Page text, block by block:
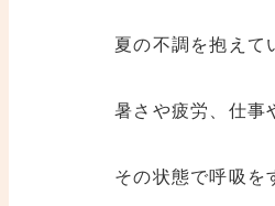
夏の不調を抱えて
暑さや疲労、仕事
その状態で呼吸を